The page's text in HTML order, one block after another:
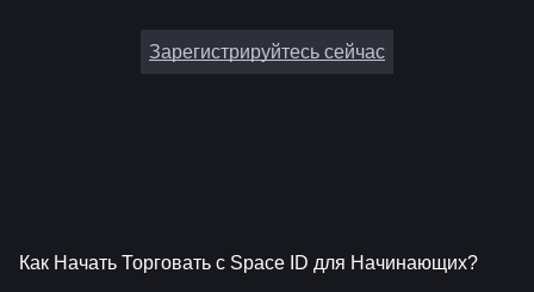
Зарегистрируйтесь сейчас
Как Начать Торговать с Space ID для Начинающих?